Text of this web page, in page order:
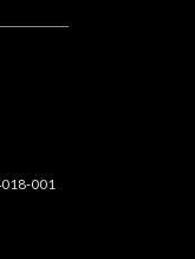
001